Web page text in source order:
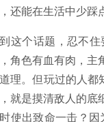
还能在生活中少踩
这个话题，忍不
角色有血有肉，主
理。但玩过的人都
就是摸清敌人的底
使出致命一击？